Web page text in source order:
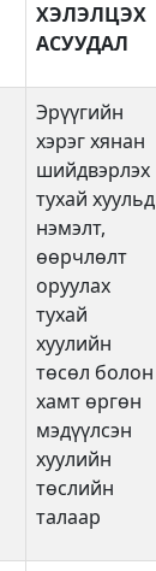
ХЭЛЭЛЦЭХ
АСУУДАЛ
Эрүүгийн
хэрэг хянан
шийдвэрлэх
тухай хуульд
нэмэлт,
өөрчлөлт
оруулах
тухай
хуулийн
төсөл болон
хамт өргөн
мэдүүлсэн
хуулийн
төслийн
талаар